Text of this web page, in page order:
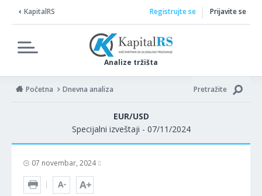
KapitalRS
Analize tržišta
Registrujte se Prijavite se
Početna Dnevna analiza Pretražite
EUR/USD
Specijalni izveštaji - 07/11/2024
07 novembar, 2024